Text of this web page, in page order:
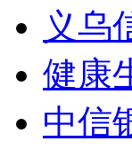
义乌
健康
中信